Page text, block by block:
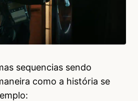
sequencias sendo
como a história se